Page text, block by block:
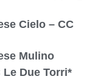
Cielo – CC
Mulino
Le Due Torri*